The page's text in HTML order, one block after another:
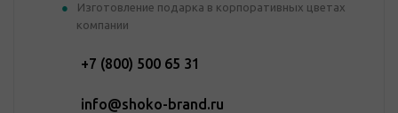
Изготовление подарка в корпоративных цветах
компании
+7 (800) 500 65 31
info@shoko-brand.ru